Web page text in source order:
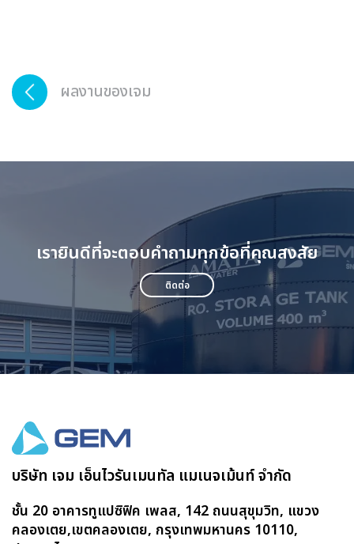
ผลงานของเจม
เรายินดีที่จะตอบคำถามทุกข้อที่คุณสงสัย
ติดต่อ
บริษัท เจม เอ็นไวรันเมนทัล แมเนจเม้นท์ จำกัด
ชั้น 20 อาคารทูแปซิฟิค เพลส, 142 ถนนสุขุมวิท, แขวง
คลองเตย,เขตคลองเตย, กรุงเทพมหานคร 10110,